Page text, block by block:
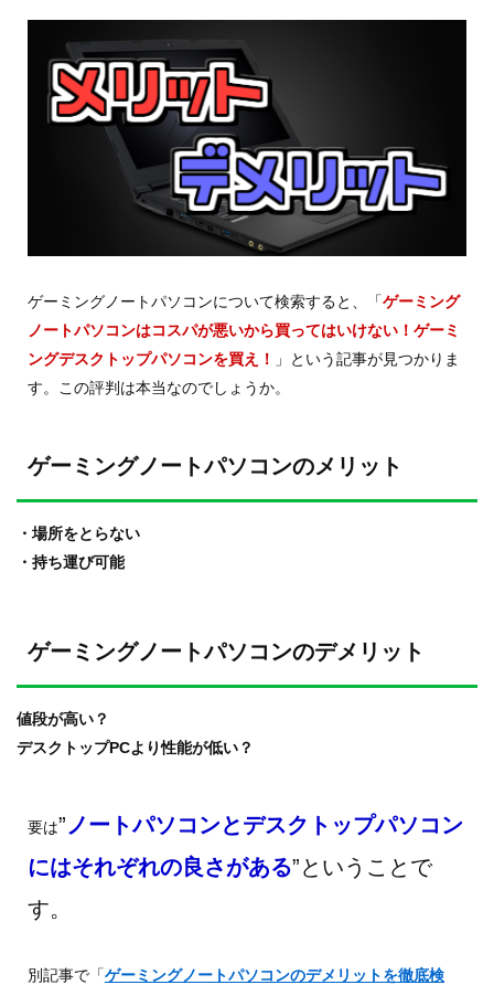
ゲーミングノートパソコンについて検索すると、「ゲーミング
ノートパソコンはコスパが悪いから買ってはいけない！ゲーミ
ングデスクトップパソコンを買え！
」という記事が見つかりま
す。この評判は本当なのでしょうか。
ゲーミングノートパソコンのメリット
・場所をとらない
・持ち運び可能
ゲーミングノートパソコンのデメリット
値段が高い？
デスクトップPCより性能が低い？
要は” ノートパソコンとデスクトップパソコン
にはそれぞれの良さがある”ということで
す。
別記事で「ゲーミングノートパソコンのデメリットを徹底検